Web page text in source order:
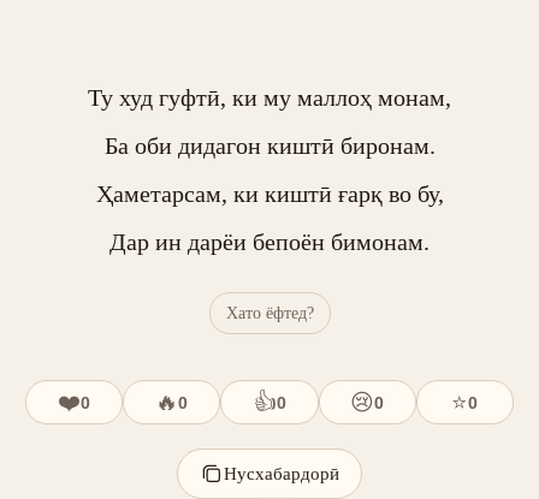
Ту худ гуфтӣ, ки му маллоҳ монам,
Ба оби дидагон киштӣ биронам.
Ҳаметарсам, ки киштӣ ғарқ во бу,
Дар ин дарёи бепоён бимонам.
Хато ёфтед?
❤️0 🔥0 👍0 😢0 ⭐0
Нусхабардорӣ